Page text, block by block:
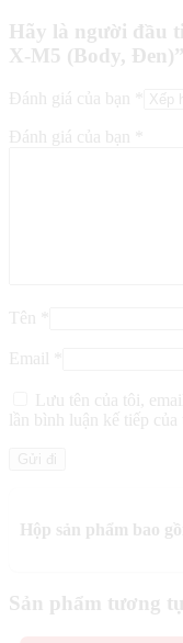
Hãy là người đầu
X-M5 (Body, Đen)”
Đánh giá của bạn
Đánh giá của bạn
Tên
Email
Lưu tên của tôi,
lần bình luận kế tiếp của
Hộp sản phẩm bao
Sản phẩm tương